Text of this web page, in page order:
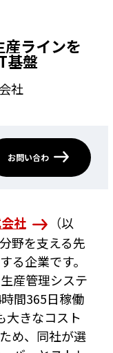
産ラインを
基盤
社
お問い合わ
社
（以
野を支える先
る企業です。
産管理システ
間365日稼働
大きなコスト
め、同社が選